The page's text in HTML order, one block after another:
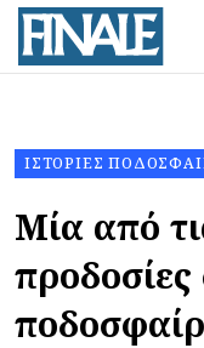
ΙΣΤΟΡΊΕΣ
Μία από
προδοσίες